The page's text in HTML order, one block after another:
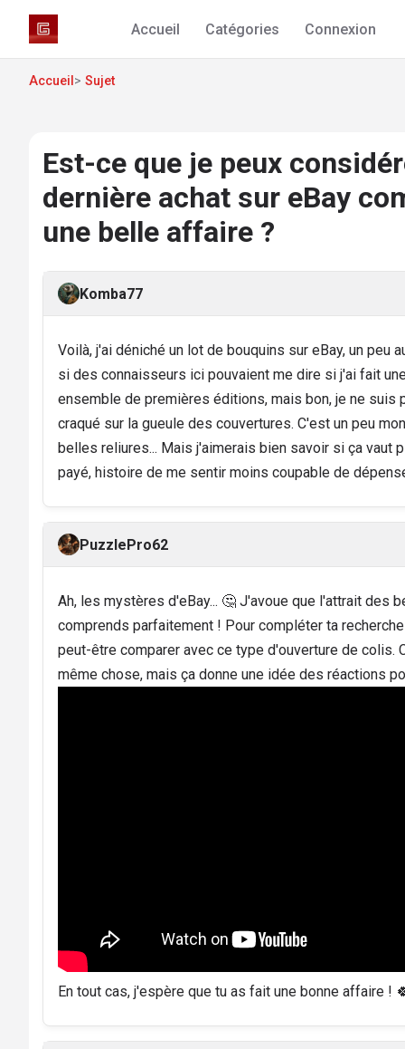
Accueil Catégories Connexion
Accueil > Sujet
Est-ce que je peux
dernière achat sur eBay
une belle affaire ?
Komba77
Voilà, j'ai déniché un lot de bouquins sur eBay, un peu
si des connaisseurs ici pouvaient me dire si j'ai fait
ensemble de premières éditions, mais bon, je ne suis
craqué sur la gueule des couvertures. C'est un peu
belles reliures... Mais j'aimerais bien savoir si ça vaut
payé, histoire de me sentir moins coupable de
PuzzlePro62
Ah, les mystères d'eBay... 🤔 J'avoue que l'attrait des
comprends parfaitement ! Pour compléter ta
peut-être comparer avec ce type d'ouverture de colis.
même chose, mais ça donne une idée des réactions
En tout cas, j'espère que tu as fait une bonne affaire !